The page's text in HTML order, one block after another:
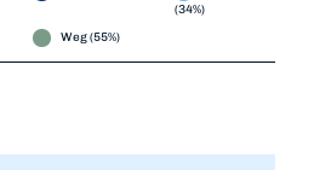
(34%)
Weg (55%)